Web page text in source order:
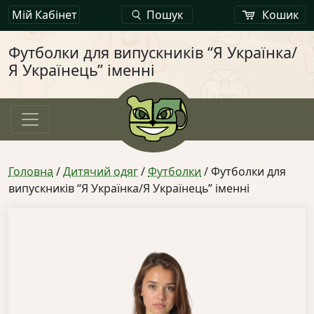
Мій Кабінет Пошук Кошик
Футболки для випускників “Я Українка/
Я Українець” іменні
Головна /Дитячий одяг/Футболки / Футболки для
випускників “Я Українка/Я Українець” іменні